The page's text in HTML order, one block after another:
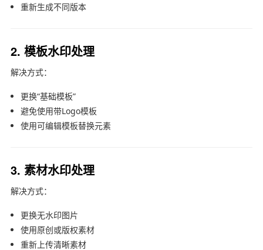
重新生成不同版本
2. 模板水印处理
解决方式：
更换“基础模板”
避免使用带Logo模板
使用可编辑模板替换元素
3. 素材水印处理
解决方式：
更换无水印图片
使用原创或版权素材
重新上传清晰素材